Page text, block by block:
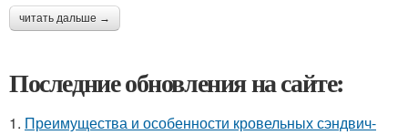
читать дальше →
Последние обновления на сайте:
1. Преимущества и особенности кровельных сэндвич-